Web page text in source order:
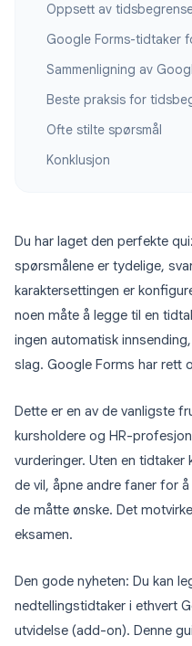
Sammenligning av
Ofte stilte spørsmål
Konklusjon
Du har laget den perfekte
spørsmålene er tydelige,
karaktersettingen er
noen måte å legge til en
ingen automatisk
slag. Google Forms har rett
Dette er en av de vanligste
kursholdere og HR-
vurderinger. Uten en tidtaker
de vil, åpne andre faner for
de måtte ønske. Det
eksamen.
Den gode nyheten: Du kan
nedtellingstidtaker i ethvert
utvidelse (add-on). Denne